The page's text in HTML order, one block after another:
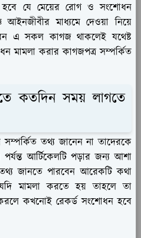
যে মেয়ের রোগ ও সংশোধন
মাধ্যমে দেওয়া নিয়ে
এ সকল কাগজ থাকলেই যথেষ্ট
মামলা করার কাগজপত্র সম্পর্কিত
কতদিন সময় লাগতে
তথ্য জানেন না তাদেরকে
আর্টিকেলটি পড়ার জন্য আশা
জানতে পারবেন আরেকটি কথা
মামলা করতে হয় তাহলে তা
কখনোই রেকর্ড সংশোধন হবে